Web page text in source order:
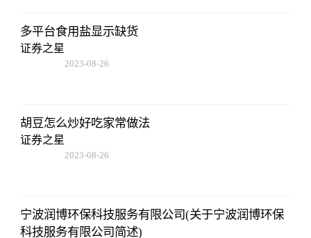
多平台食用盐显示缺货
证券之星
2023-08-26
胡豆怎么炒好吃家常做法
证券之星
2023-08-26
宁波润博环保科技服务有限公司(关于宁波润博环保
科技服务有限公司简述)